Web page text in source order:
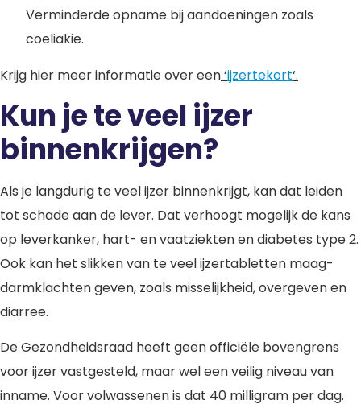
Verminderde opname bij aandoeningen zoals
coeliakie.
Krijg hier meer informatie over een‘ijzertekort‘.
Kun je te veel ijzer
binnenkrijgen?
Als je langdurig te veel ijzer binnenkrijgt, kan dat leiden
tot schade aan de lever. Dat verhoogt mogelijk de kans
op leverkanker, hart- en vaatziekten en diabetes type 2.
Ook kan het slikken van te veel ijzertabletten maag-
darmklachten geven, zoals misselijkheid, overgeven en
diarree.
De Gezondheidsraad heeft geen officiële bovengrens
voor ijzer vastgesteld, maar wel een veilig niveau van
inname. Voor volwassenen is dat 40 milligram per dag.